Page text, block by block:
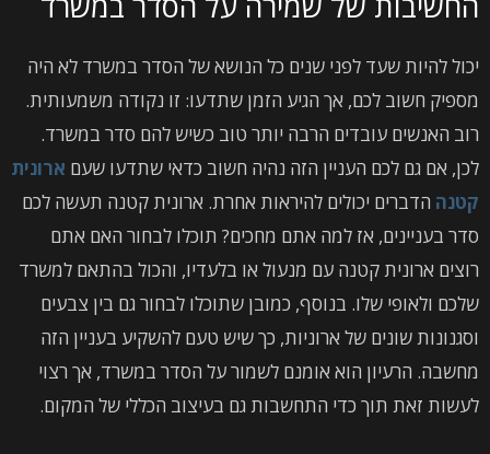
יכול להיות שעד לפני שנים כל הנושא של הסדר במשרד לא היה
מספיק חשוב לכם, אך הגיע הזמן שתדעו: זו נקודה משמעותית.
רוב האנשים עובדים הרבה יותר טוב כשיש להם סדר במשרד.
לכן, אם גם לכם העניין הזה נהיה חשוב כדאי שתדעו שעם ארונית
קטנה הדברים יכולים להיראות אחרת. ארונית קטנה תעשה לכם
סדר בעניינים, אז למה אתם מחכים? תוכלו לבחור האם אתם
רוצים ארונית קטנה עם מנעול או בלעדיו, והכול בהתאם למשרד
שלכם ולאופי שלו. בנוסף, כמובן שתוכלו לבחור גם בין צבעים
וסגנונות שונים של ארוניות, כך שיש טעם להשקיע בעניין הזה
מחשבה. הרעיון הוא אומנם לשמור על הסדר במשרד, אך רצוי
לעשות זאת תוך כדי התחשבות גם בעיצוב הכללי של המקום.